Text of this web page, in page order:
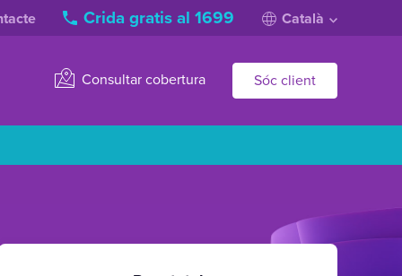
Crida gratis al 1699 Català
Consultar cobertura Sóc client